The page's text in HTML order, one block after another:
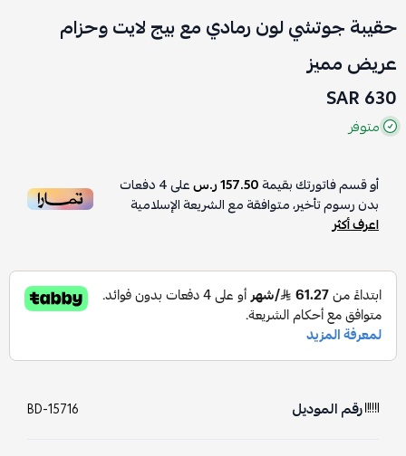
حقيبة جوتشي لون رمادي مع بيج لايت وحزام
عريض مميز
630 SAR
متوفر
أو قسم فاتورتك بقيمة157.50 ر.س على4دفعات
بدون رسوم تأخير، متوافقة مع الشريعة الإسلامية
اعرف أكثر
رقم الموديل BD-15716